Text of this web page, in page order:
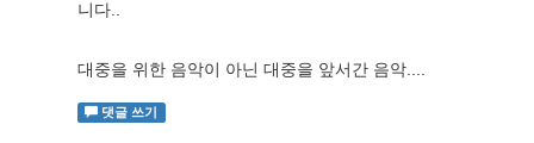
니다..
대중을 위한 음악이 아닌 대중을 앞서간 음악....
댓글 쓰기